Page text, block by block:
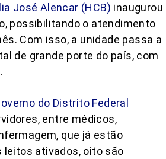
José Alencar (HCB) inaugurou
possibilitando o atendimento
Com isso, a unidade passa a
de grande porte do país, com
do Distrito Federal
entre médicos,
que já estão
leitos ativados, oito são